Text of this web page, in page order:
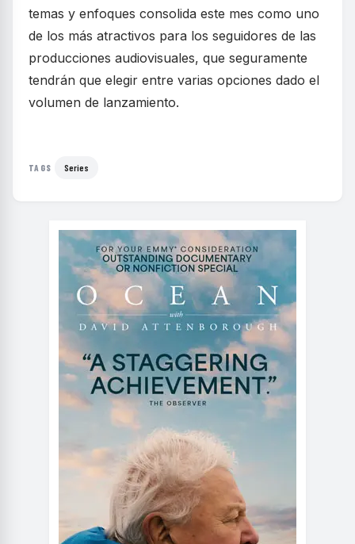
temas y enfoques consolida este mes como uno
de los más atractivos para los seguidores de las
producciones audiovisuales, que seguramente
tendrán que elegir entre varias opciones dado el
volumen de lanzamiento.
TAGS Series